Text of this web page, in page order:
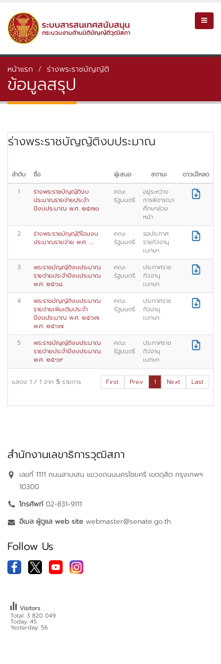
หน้าแรก ร่างพระราชบัญญัติ
ข้อมูลสรุป
ร่างพระราชบัญญัติงบประมาณ
ลำดับ ชื่อ ผู้เสนอ สถานะ
ดาวน์โหลด
1
ร่างพระราชบัญญัติงบ
ประมาณรายจ่ายประจำ
ปีงบประมาณ พ.ศ. ๒๕๗๐
คณะ
รัฐมนตรี
อยู่ระหว่าง
การพิจารณา
ศึกษาล่วง
หน้า
2
ร่างพระราชบัญญัติโอนงบ
ประมาณรายจ่าย พ.ศ. ....
คณะ
รัฐมนตรี
รอประกาศ
ราชกิจจานุ
เบกษา
3
พระราชบัญญัติงบประมาณ
รายจ่ายประจำปีงบประมาณ
พ.ศ. ๒๕๖๘
คณะ
รัฐมนตรี
ประกาศราช
กิจจานุ
เบกษา
4
พระราชบัญญัติงบประมาณ
รายจ่ายเพิ่มเติมประจำ
ปีงบประมาณ พ.ศ. ๒๕๖๗
พ.ศ. ๒๕๖๗
คณะ
รัฐมนตรี
ประกาศราช
กิจจานุ
เบกษา
5
พระราชบัญญัติงบประมาณ
รายจ่ายประจำปีงบประมาณ
พ.ศ. ๒๕๖๙
คณะ
รัฐมนตรี
ประกาศราช
กิจจานุ
เบกษา
แสดง 1 / 1 จาก 5 รายการ First Prev 1 Next Last
สำนักงานเลขาธิการวุฒิสภา
เลขที่ 1111 ถนนสามเสน แขวงถนนนครไชยศรี เขตดุสิต กรุงเทพฯ
10300
โทรศัพท์02-831-9111
อีเมล ผู้ดูแล web site webmaster@senate.go.th
Follow Us
Total: 3 820 049
Today: 45
Yesterday: 56
Visitors